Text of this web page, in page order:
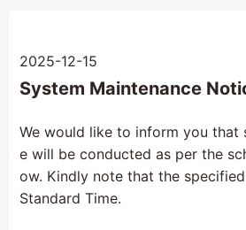
2025-12-15
System Maintenance
We would like to inform you that
e will be conducted as per the
ow. Kindly note that the
Standard Time.